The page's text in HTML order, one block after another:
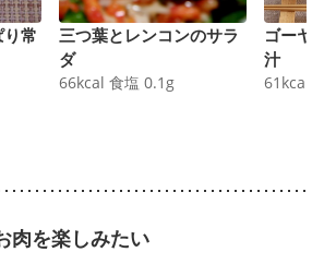
常
三つ葉とレンコンのサラ
ダ
66kcal 食塩 0.1 g
ゴーヤ
汁
61 kcal
肉を楽しみたい